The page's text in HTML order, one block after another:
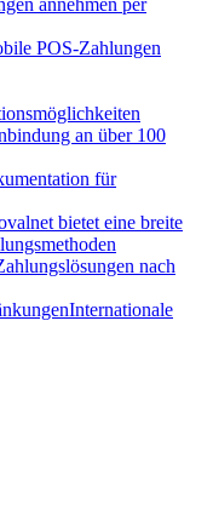
annehmen per
POS-Zahlungen
an über 100
für
bietet eine breite
nach
Internationale